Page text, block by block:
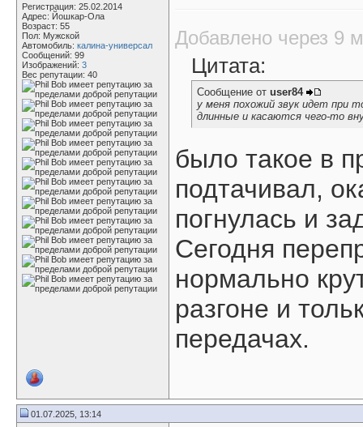
Регистрация: 25.02.2014
Адрес: Йошкар-Ола
Возраст: 55
Пол: Мужской
Автомобиль: калина-универсал
Сообщений: 99
Изображений: 3
Вес репутации: 40
Добавлено через 9
Цитата:
Сообщение от user84
у меня похожий звук идет при
длинные и касаются чего-то
было такое в
подтачивал,
погнулась и
Сегодня
нормально
разгоне и
передачах.
01.07.2025, 13:14